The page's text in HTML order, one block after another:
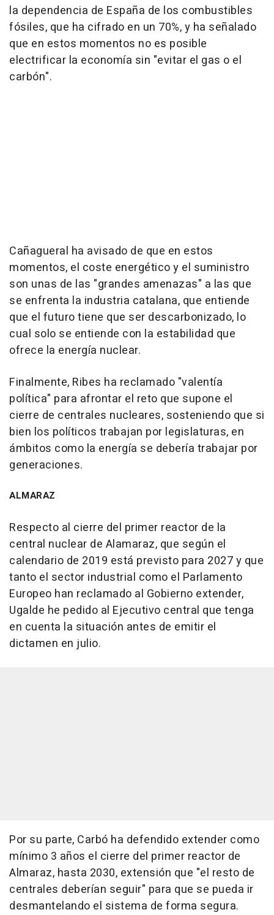
la dependencia de España de los combustibles
fósiles, que ha cifrado en un 70%, y ha señalado
que en estos momentos no es posible
electrificar la economía sin "evitar el gas o el
carbón".
Cañagueral ha avisado de que en estos
momentos, el coste energético y el suministro
son unas de las "grandes amenazas" a las que
se enfrenta la industria catalana, que entiende
que el futuro tiene que ser descarbonizado, lo
cual solo se entiende con la estabilidad que
ofrece la energía nuclear.
Finalmente, Ribes ha reclamado "valentía
política" para afrontar el reto que supone el
cierre de centrales nucleares, sosteniendo que si
bien los políticos trabajan por legislaturas, en
ámbitos como la energía se debería trabajar por
generaciones.
ALMARAZ
Respecto al cierre del primer reactor de la
central nuclear de Alamaraz, que según el
calendario de 2019 está previsto para 2027 y que
tanto el sector industrial como el Parlamento
Europeo han reclamado al Gobierno extender,
Ugalde he pedido al Ejecutivo central que tenga
en cuenta la situación antes de emitir el
dictamen en julio.
Por su parte, Carbó ha defendido extender como
mínimo 3 años el cierre del primer reactor de
Almaraz, hasta 2030, extensión que "el resto de
centrales deberían seguir" para que se pueda ir
desmantelando el sistema de forma segura.